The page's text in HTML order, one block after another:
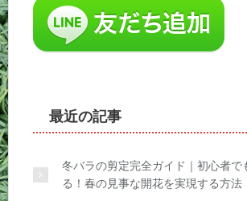
最近の記事
冬バラの剪定完全ガイド｜初心者で
る！春の見事な開花を実現する方法